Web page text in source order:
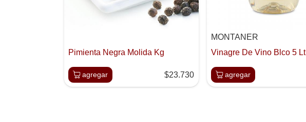
Pimienta Negra Molida Kg
agregar $23.730
MONTANER
Vinagre De Vino Blco 5 Lt
agregar